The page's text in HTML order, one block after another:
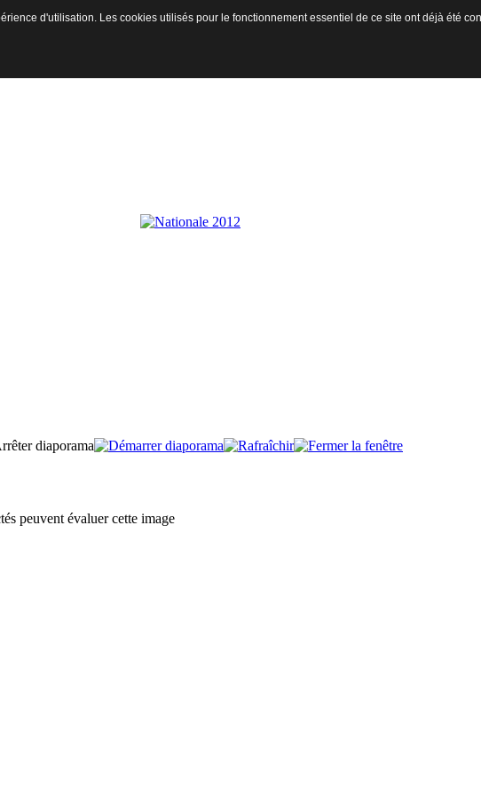
peuvent évaluer cette image
d'utilisation. Les cookies utilisés pour le fonctionnement essentiel de ce site ont déjà été